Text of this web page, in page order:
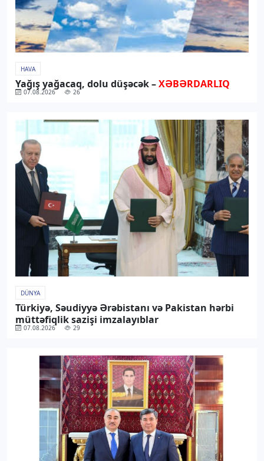
HAVA
Yağış yağacaq, dolu düşəcək –XƏBƏRDARLIQ
07.08.2026 26
DÜNYA
Türkiyə, Səudiyyə Ərəbistanı və Pakistan hərbi
müttəfiqlik sazişi imzalayıblar
07.08.2026 29